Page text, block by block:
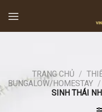
content
TRANG CHỦ /
BUNGALOW/HOMESTAY /
SINH THÁI